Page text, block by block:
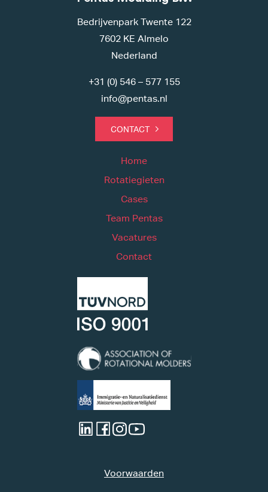
Bedrijvenpark Twente 122
7602 KE Almelo
Nederland
+31 (0) 546 – 577 155
info@pentas.nl
CONTACT
Home
Rotatiegieten
Cases
Team Pentas
Vacatures
Contact
Voorwaarden